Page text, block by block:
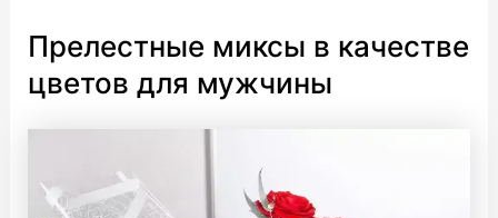
Прелестные миксы в качестве
цветов для мужчины